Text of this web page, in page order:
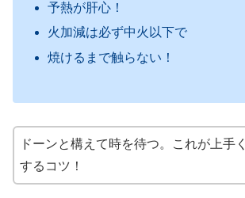
予熱が肝心！
火加減は必ず中火以下で
焼けるまで触らない！
ドーンと構えて時を待つ。これが上手
するコツ！